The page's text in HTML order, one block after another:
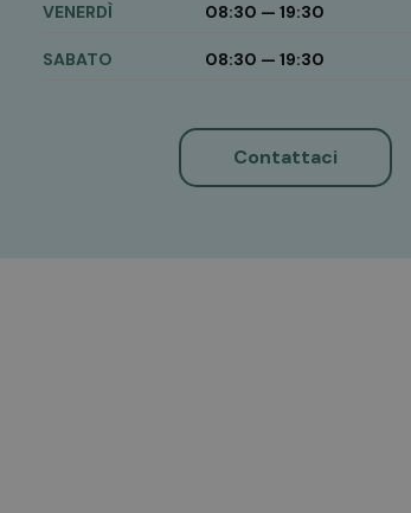
VENERDÌ 08:30 — 19:30
SABATO 08:30 — 19:30
Contattaci